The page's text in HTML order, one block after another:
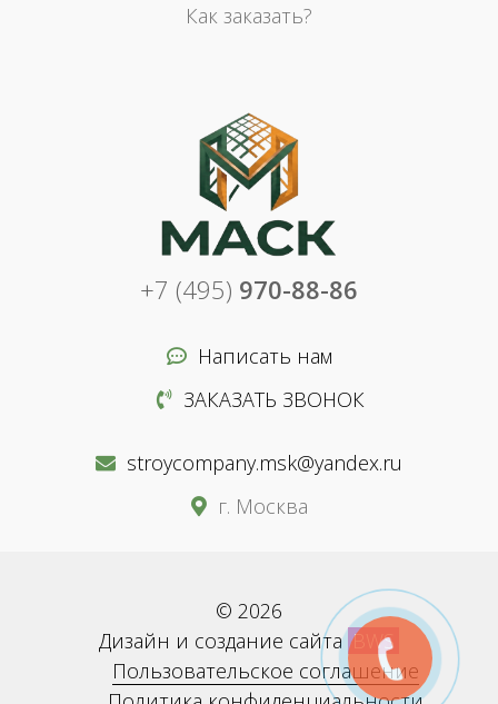
Как заказать?
+7 (495) 970-88-86
Написать нам
ЗАКАЗАТЬ ЗВОНОК
stroycompany.msk@yandex.ru
г. Москва
© 2026
Дизайн и создание сайта BWS
Пользовательское соглашение